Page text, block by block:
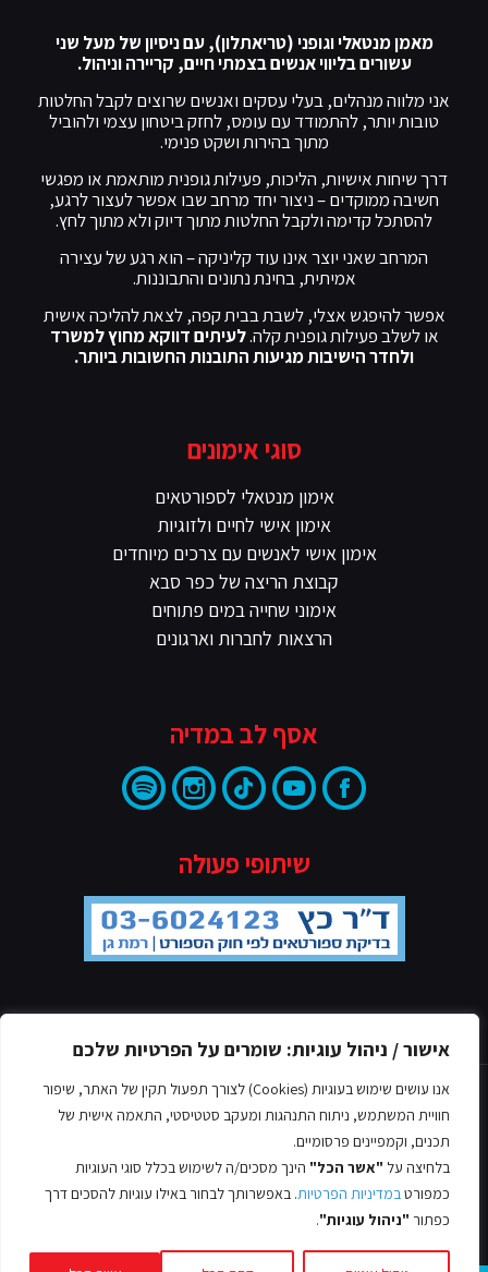
אישור / ניהול עוגיות: שומרים על הפרטיות שלכם
אנו עושים שימוש בעוגיות (Cookies) לצורך תפעול תקין של האתר, שיפור
חוויית המשתמש, ניתוח התנהגות ומעקב סטטיסטי, התאמה אישית של
תכנים, וקמפיינים פרסומיים.
בלחיצה על "אשר הכל" הינך מסכים/ה לשימוש בכלל סוגי העוגיות
כמפורטבמדיניות הפרטיות. באפשרותך לבחור באילו עוגיות להסכים דרך
כפתור "ניהול עוגיות".
מאמן מנטאלי וגופני (טריאתלון), עם ניסיון של מעל שני
עשורים בליווי אנשים בצמתי חיים, קריירה וניהול.
אני מלווה מנהלים, בעלי עסקים ואנשים שרוצים לקבל החלטות
טובות יותר, להתמודד עם עומס, לחזק ביטחון עצמי ולהוביל
מתוך בהירות ושקט פנימי.
דרך שיחות אישיות, הליכות, פעילות גופנית מותאמת או מפגשי
חשיבה ממוקדים – ניצור יחד מרחב שבו אפשר לעצור לרגע,
להסתכל קדימה ולקבל החלטות מתוך דיוק ולא מתוך לחץ.
המרחב שאני יוצר אינו עוד קליניקה – הוא רגע של עצירה
אמיתית, בחינת נתונים והתבוננות.
אפשר להיפגש אצלי, לשבת בבית קפה, לצאת להליכה אישית
או לשלב פעילות גופנית קלה.לעיתים דווקא מחוץ למשרד
ולחדר הישיבות מגיעות התובנות החשובות ביותר.
סוגי אימונים
אימון מנטאלי לספורטאים
אימון אישי לחיים ולזוגיות
אימון אישי לאנשים עם צרכים מיוחדים
קבוצת הריצה של כפר סבא
אימוני שחייה במים פתוחים
הרצאות לחברות וארגונים
אסף לב במדיה
שיתופי פעולה
מדיניות הפרטיות
© כל הזכויות שמורות אסף לב, 2022
עיצוב ובניית אתרים -